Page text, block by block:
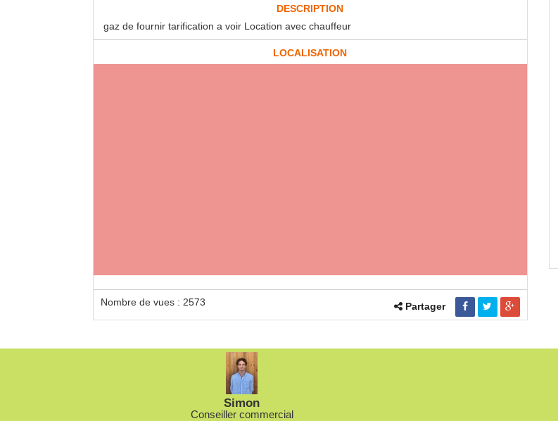
DESCRIPTION
gaz de fournir tarification a voir Location avec chauffeur
LOCALISATION
Nombre de vues : 2573 Partager
Simon
Conseiller commercial